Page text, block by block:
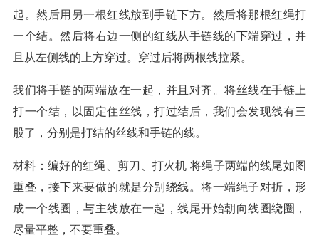
起。然后用另一根红线放到手链下方。然后将那根红绳打
一个结。然后将右边一侧的红线从手链线的下端穿过，并
且从左侧线的上方穿过。穿过后将两根线拉紧。
我们将手链的两端放在一起，并且对齐。将丝线在手链上
打一个结，以固定住丝线，打过结后，我们会发现线有三
股了，分别是打结的丝线和手链的线。
材料：编好的红绳、剪刀、打火机 将绳子两端的线尾如图
重叠，接下来要做的就是分别绕线。将一端绳子对折，形
成一个线圈，与主线放在一起，线尾开始朝向线圈绕圈，
尽量平整，不要重叠。